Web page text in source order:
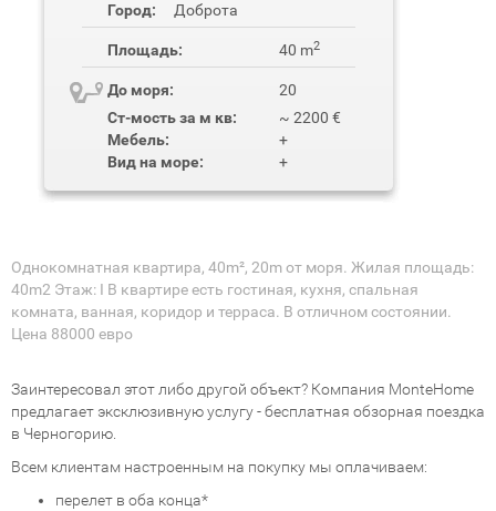
Город:
Доброта
Площадь: 40 m2
До моря:
20
Ст-мость за м кв:
~ 2200 €
Мебель:
+
Вид на море:
+
Однокомнатная квартира, 40m², 20m от моря. Жилая площадь:
40m2 Этаж: I В квартире есть гостиная, кухня, спальная
комната, ванная, коридор и терраса. В отличном состоянии.
Цена 88000 евро
Заинтересовал этот либо другой объект? Компания MonteHome
предлагает эксклюзивную услугу - бесплатная обзорная поездка
в Черногорию.
Всем клиентам настроенным на покупку мы оплачиваем:
перелет в оба конца*